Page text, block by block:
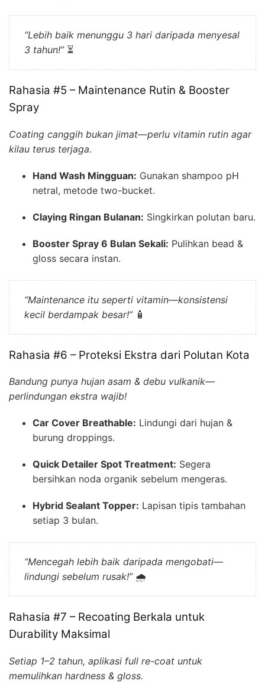
“Lebih baik menunggu 3 hari daripada menyesal
3 tahun!”⏳
Rahasia #5 – Maintenance Rutin & Booster
Spray
Coating canggih bukan jimat—perlu vitamin rutin agar
kilau terus terjaga.
Hand Wash Mingguan: Gunakan shampoo pH
netral, metode two-bucket.
Claying Ringan Bulanan: Singkirkan polutan baru.
Booster Spray 6 Bulan Sekali: Pulihkan bead &
gloss secara instan.
“Maintenance itu seperti vitamin—konsistensi
kecil berdampak besar!”🧴
Rahasia #6 – Proteksi Ekstra dari Polutan Kota
Bandung punya hujan asam & debu vulkanik—
perlindungan ekstra wajib!
Car Cover Breathable: Lindungi dari hujan &
burung droppings.
Quick Detailer Spot Treatment: Segera
bersihkan noda organik sebelum mengeras.
Hybrid Sealant Topper: Lapisan tipis tambahan
setiap 3 bulan.
“Mencegah lebih baik daripada mengobati—
lindungi sebelum rusak!”🌧️
Rahasia #7 – Recoating Berkala untuk
Durability Maksimal
Setiap 1–2 tahun, aplikasi full re-coat untuk
memulihkan hardness & gloss.